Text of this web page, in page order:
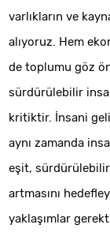
varlıkların ve
alıyoruz. Hem
de toplumu göz
sürdürülebilir
kritiktir. İnsani
aynı zamanda
eşit,
artmasını
yaklaşımlar